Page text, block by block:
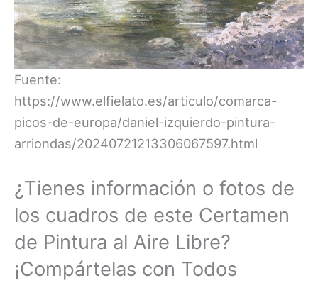
Fuente:
https://www.elfielato.es/articulo/comarca-
picos-de-europa/daniel-izquierdo-pintura-
arriondas/20240721213306067597.html
¿Tienes información o fotos de
los cuadros de este Certamen
de Pintura al Aire Libre?
¡Compártelas con Todos